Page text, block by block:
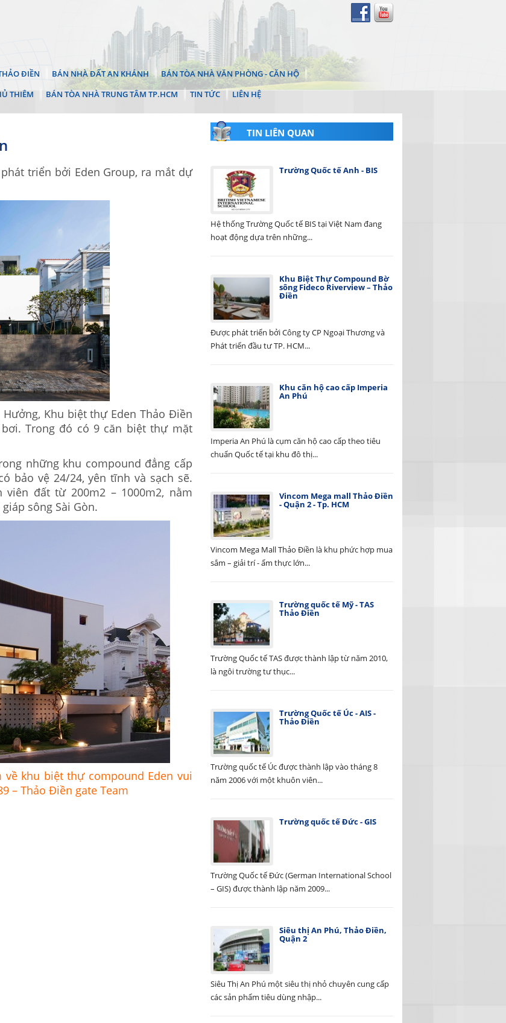
ĐIỀN BÁN NHÀ ĐẤT AN KHÁNH
BÁN TÒA NHÀ VĂN PHÒNG - CĂN HỘ
THIÊM BÁN TÒA NHÀ TRUNG TÂM TP.HCM TIN TỨC LIÊN HỆ
triển bởi Eden Group, ra mắt dự
Khu biệt thự Eden Thảo Điền
Trong đó có 9 căn biệt thự mặt
những khu compound đẳng cấp
bảo vệ 24/24, yên tĩnh và sạch sẽ.
đất từ 200m2 – 1000m2, nằm
sông Sài Gòn.
khu biệt thự compound Eden vui
– Thảo Điền gate Team
TIN LIÊN QUAN
Trường Quốc tế Anh - BIS
Hệ thống Trường Quốc tế BIS tại Việt Nam đang
hoạt động dựa trên những...
Khu Biệt Thự Compound Bờ
sông Fideco Riverview – Thảo
Điền
Được phát triển bởi Công ty CP Ngoại Thương và
Phát triển đầu tư TP. HCM...
Khu căn hộ cao cấp Imperia
An Phú
Imperia An Phú là cụm căn hộ cao cấp theo tiêu
chuẩn Quốc tế tại khu đô thị...
Vincom Mega mall Thảo Điền
- Quận 2 - Tp. HCM
Vincom Mega Mall Thảo Điền là khu phức hợp mua
sắm – giải trí - ẩm thực lớn...
Trường quốc tế Mỹ - TAS
Thảo Điền
Trường Quốc tế TAS được thành lập từ năm 2010,
là ngôi trường tư thục...
Trường Quốc tế Úc - AIS -
Thảo Điền
Trường quốc tế Úc được thành lập vào tháng 8
năm 2006 với một khuôn viên...
Trường quốc tế Đức - GIS
Trường Quốc tế Đức (German International School
– GIS) được thành lập năm 2009...
Siêu thị An Phú, Thảo Điền,
Quận 2
Siêu Thị An Phú một siêu thị nhỏ chuyên cung cấp
các sản phẩm tiêu dùng nhập...